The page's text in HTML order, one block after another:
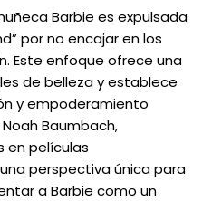
Barbie es expulsada
por no encajar en los
Este enfoque ofrece una
de belleza y establece
y empoderamiento
Baumbach,
en películas
perspectiva única para
a Barbie como un